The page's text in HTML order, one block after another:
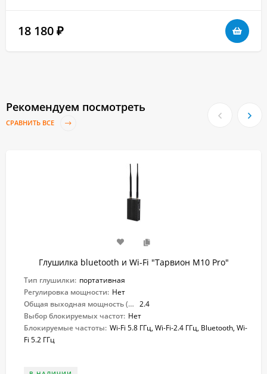
18 180 ₽
Рекомендуем посмотреть
СРАВНИТЬ ВСЕ
Глушилка bluetooth и Wi-Fi "Тарвион M10 Pro"
Тип глушилки: портативная
Регулировка мощности: Нет
Общая выходная мощность (Вт): 2.4
Выбор блокируемых частот: Нет
Блокируемые частоты: Wi-Fi 5.8 ГГц, Wi-Fi-2.4 ГГц, Bluetooth, Wi-
Fi 5.2 ГГц